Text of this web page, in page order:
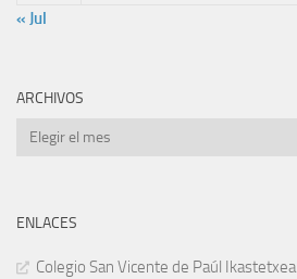
« Jul
ARCHIVOS
Archivos
ENLACES
Colegio San Vicente de Paúl Ikastetxea